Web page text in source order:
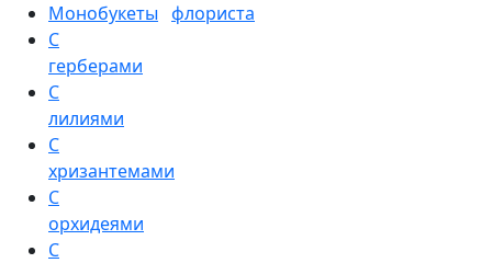
Монобукеты
С
герберами
С
лилиями
С
хризантемами
С
орхидеями
С
флориста